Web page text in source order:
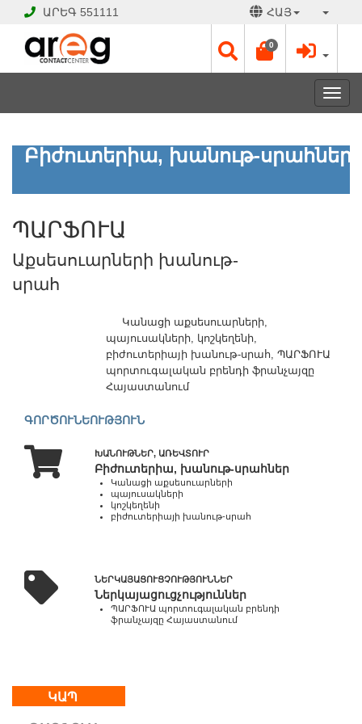
ԱՐԵԳ 551111 ՀԱՅ
0
ՊԱՐՖՈՒԱ
Աքսեսուարների
Է
Աշխատանքային
օրեր՝
մասին
Կապ
Գործունեություն
Բիժուտերիա, խանութ-սրահներ
ՊԱՐՖՈՒԱ
Աքսեսուարների խանութ-
սրահ
Կանացի աքսեսուարների,
պայուսակների, կոշկեղենի,
բիժուտերիայի խանութ-սրահ, ՊԱՐՖՈՒԱ
պորտուգալական բրենդի ֆրանչայզը
Հայաստանում
ԳՈՐԾՈՒՆԵՈՒԹՅՈՒՆ
ԽԱՆՈՒԹՆԵՐ, ԱՌԵՎՏՈՒՐ
Բիժուտերիա, խանութ-սրահներ
Կանացի աքսեսուարների
պայուսակների
կոշկեղենի
բիժուտերիայի խանութ-սրահ
ՆԵՐԿԱՅԱՑՈՒՑՉՈՒԹՅՈՒՆՆԵՐ
Ներկայացուցչություններ
ՊԱՐՖՈՒԱ պորտուգալական բրենդի
ֆրանչայզը Հայաստանում
ԿԱՊ